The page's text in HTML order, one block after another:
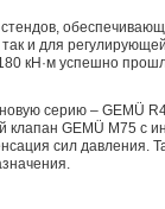
и для
кН·м успешно
серию – GEMÜ
клапан GEMÜ M75 с
сил давления.